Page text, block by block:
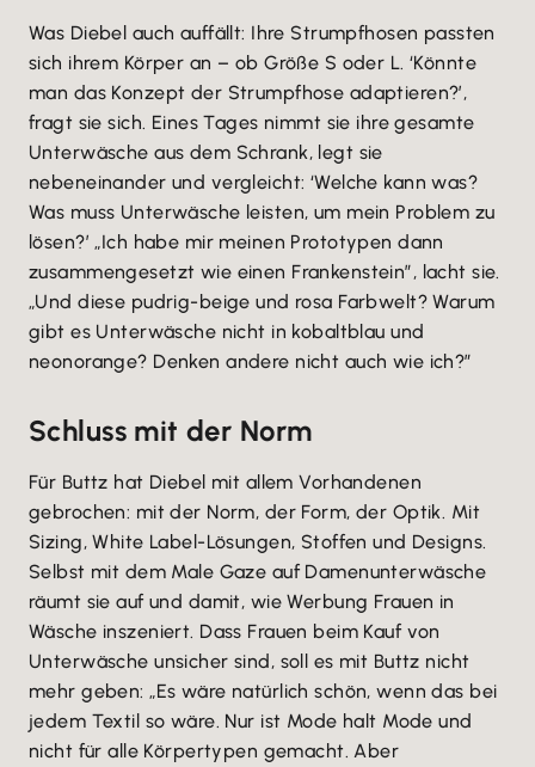
Was Diebel auch auffällt: Ihre Strumpfhosen passten
sich ihrem Körper an – ob Größe S oder L. ‘Könnte
man das Konzept der Strumpfhose adaptieren?’,
fragt sie sich. Eines Tages nimmt sie ihre gesamte
Unterwäsche aus dem Schrank, legt sie
nebeneinander und vergleicht: ‘Welche kann was?
Was muss Unterwäsche leisten, um mein Problem zu
lösen?’ „Ich habe mir meinen Prototypen dann
zusammengesetzt wie einen Frankenstein”, lacht sie.
„Und diese pudrig-beige und rosa Farbwelt? Warum
gibt es Unterwäsche nicht in kobaltblau und
neonorange? Denken andere nicht auch wie ich?”
Schluss mit der Norm
Für Buttz hat Diebel mit allem Vorhandenen
gebrochen: mit der Norm, der Form, der Optik. Mit
Sizing, White Label-Lösungen, Stoffen und Designs.
Selbst mit dem Male Gaze auf Damenunterwäsche
räumt sie auf und damit, wie Werbung Frauen in
Wäsche inszeniert. Dass Frauen beim Kauf von
Unterwäsche unsicher sind, soll es mit Buttz nicht
mehr geben: „Es wäre natürlich schön, wenn das bei
jedem Textil so wäre. Nur ist Mode halt Mode und
nicht für alle Körpertypen gemacht. Aber